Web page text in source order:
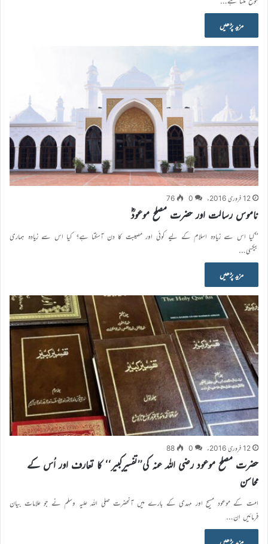
مزید پڑھیں
12 فروری 2016ء 0
76
ناموس رسالت اور حضرت مصلح موعودؓ
’’کیا اس سے زیادہ اسلام کے لیے کوئی اور مصیبت کا دن آسکتا ہے؟ کیا اس سے زیادہ ہماری
بیکسی…
مزید پڑھیں
12 فروری 2016ء 0
88
حضرت مصلح موعود رضی اللہ عنہ کی’’تفسیرِکبیر‘‘ کا تعارف اور اُس کے
محاسن
امت کے موعود مسیح اور مہدی کے بارے میں آنحضرت صلی اللہ علیہ وسلم نے جو علامات بیان
فرمائیں ان…
مزید پڑھیں